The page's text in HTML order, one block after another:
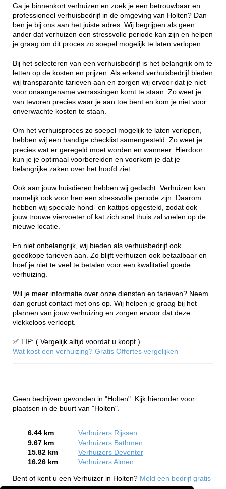
Ga je binnenkort verhuizen en zoek je een betrouwbaar en
professioneel verhuisbedrijf in de omgeving van Holten? Dan
ben je bij ons aan het juiste adres. Wij begrijpen als geen
ander dat verhuizen een stressvolle periode kan zijn en helpen
je graag om dit proces zo soepel mogelijk te laten verlopen.
Bij het selecteren van een verhuisbedrijf is het belangrijk om te
letten op de kosten en prijzen. Als erkend verhuisbedrijf bieden
wij transparante tarieven aan en zorgen wij ervoor dat je niet
voor onaangename verrassingen komt te staan. Zo weet je
van tevoren precies waar je aan toe bent en kom je niet voor
onverwachte kosten te staan.
Om het verhuisproces zo soepel mogelijk te laten verlopen,
hebben wij een handige checklist samengesteld. Zo weet je
precies wat er geregeld moet worden en wanneer. Hierdoor
kun je je optimaal voorbereiden en voorkom je dat je
belangrijke zaken over het hoofd ziet.
Ook aan jouw huisdieren hebben wij gedacht. Verhuizen kan
namelijk ook voor hen een stressvolle periode zijn. Daarom
hebben wij speciale hond- en kattips opgesteld, zodat ook
jouw trouwe viervoeter of kat zich snel thuis zal voelen op de
nieuwe locatie.
En niet onbelangrijk, wij bieden als verhuisbedrijf ook
goedkope tarieven aan. Zo blijft verhuizen ook betaalbaar en
hoef je niet te veel te betalen voor een kwalitatief goede
verhuizing.
Wil je meer informatie over onze diensten en tarieven? Neem
dan gerust contact met ons op. Wij helpen je graag bij het
plannen van jouw verhuizing en zorgen ervoor dat deze
vlekkeloos verloopt.
✅ TIP: ( Vergelijk altijd voordat u koopt )
Wat kost een verhuizing? Gratis Offertes vergelijken
Geen bedrijven gevonden in "Holten". Kijk hieronder voor
plaatsen in de buurt van "Holten".
6.44 km
Verhuizers Rijssen
9.67 km
Verhuizers Bathmen
15.82 km
Verhuizers Deventer
16.26 km
Verhuizers Almen
Bent of kent u een Verhuizer in Holten? Meld een bedrijf gratis